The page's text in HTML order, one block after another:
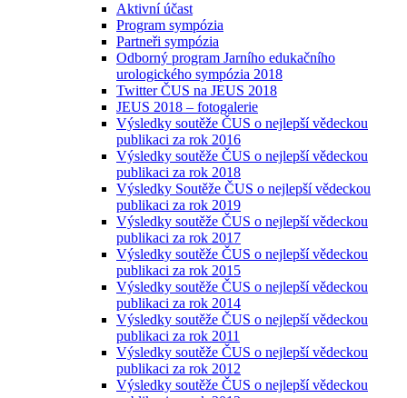
Aktivní účast
Program sympózia
Partneři sympózia
Odborný program Jarního edukačního
urologického sympózia 2018
Twitter ČUS na JEUS 2018
JEUS 2018 – fotogalerie
Výsledky soutěže ČUS o nejlepší vědeckou
publikaci za rok 2016
Výsledky soutěže ČUS o nejlepší vědeckou
publikaci za rok 2018
Výsledky Soutěže ČUS o nejlepší vědeckou
publikaci za rok 2019
Výsledky soutěže ČUS o nejlepší vědeckou
publikaci za rok 2017
Výsledky soutěže ČUS o nejlepší vědeckou
publikaci za rok 2015
Výsledky soutěže ČUS o nejlepší vědeckou
publikaci za rok 2014
Výsledky soutěže ČUS o nejlepší vědeckou
publikaci za rok 2011
Výsledky soutěže ČUS o nejlepší vědeckou
publikaci za rok 2012
Výsledky soutěže ČUS o nejlepší vědeckou